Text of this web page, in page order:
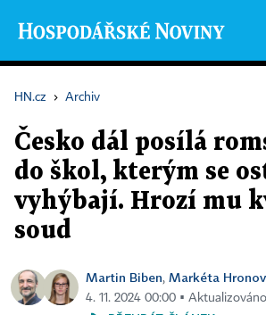
HN.cz › Archiv
Česko dál posílá
do škol, kterým se
vyhýbají. Hrozí mu
soud
Martin Biben, Markéta
4. 11. 2024 00:00 ▪